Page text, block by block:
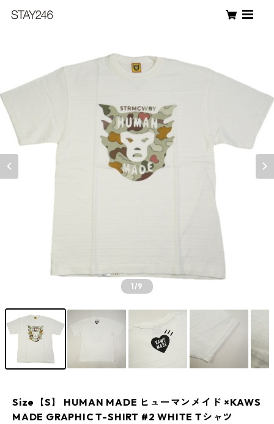
1/9
Size【S】 HUMAN MADE ヒューマンメイド ×KAWS
MADE GRAPHIC T-SHIRT #2 WHITE Tシャツ